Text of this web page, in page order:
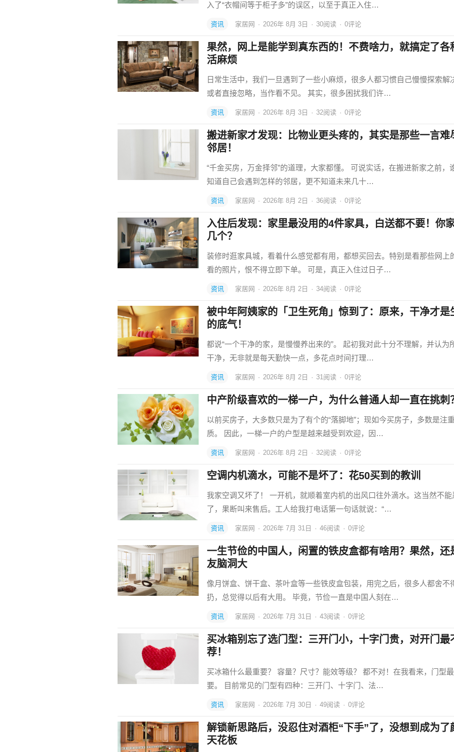
入了“衣帽间等于柜子多”的误区，以至于真正入住…
资讯 家居网 · 2026年 8月 3日 · 30阅读 · 0评论
果然，网上是能学到真东西的！不费啥力，就搞定了各
活麻烦
日常生活中，我们一旦遇到了一些小麻烦，很多人都习惯自己慢慢探索解
或者直接忽略，当作看不见。 其实，很多困扰我们许…
资讯 家居网 · 2026年 8月 3日 · 32阅读 · 0评论
搬进新家才发现：比物业更头疼的，其实是那些一言难
邻居！
“千金买房，万金择邻”的道理，大家都懂。 可说实话，在搬进新家之前，
知道自己会遇到怎样的邻居，更不知道未来几十…
资讯 家居网 · 2026年 8月 2日 · 36阅读 · 0评论
入住后发现：家里最没用的4件家具，白送都不要！你
几个？
装修时逛家具城，看着什么感觉都有用，都想买回去。特别是看那些网上
看的照片，恨不得立即下单。 可是，真正入住过日子…
资讯 家居网 · 2026年 8月 2日 · 34阅读 · 0评论
被中年阿姨家的「卫生死角」惊到了：原来，干净才是
的底气！
都说“一个干净的家，是慢慢养出来的”。 起初我对此十分不理解，并认为
干净，无非就是每天勤快一点，多花点时间打理…
资讯 家居网 · 2026年 8月 2日 · 31阅读 · 0评论
中产阶级喜欢的一梯一户，为什么普通人却一直在挑刺
以前买房子，大多数只是为了有个的“落脚地”；现如今买房子，多数是注
质。 因此，一梯一户的户型是越来越受到欢迎，因…
资讯 家居网 · 2026年 8月 2日 · 32阅读 · 0评论
空调内机滴水，可能不是坏了：花50买到的教训
我家空调又坏了！ 一开机，就顺着室内机的出风口往外滴水。这当然不能
了，果断叫来售后。工人给我打电话第一句话就说：“…
资讯 家居网 · 2026年 7月 31日 · 46阅读 · 0评论
一生节俭的中国人，闲置的铁皮盒都有啥用？果然，还
友脑洞大
像月饼盒、饼干盒、茶叶盒等一些铁皮盒包装，用完之后，很多人都舍不
扔，总觉得以后有大用。 毕竟，节俭一直是中国人刻在…
资讯 家居网 · 2026年 7月 31日 · 43阅读 · 0评论
买冰箱别忘了选门型：三开门小，十字门贵，对开门最
荐！
买冰箱什么最重要？ 容量？尺寸？能效等级？ 都不对！在我看来，门型
要。 目前常见的门型有四种：三开门、十字门、法…
资讯 家居网 · 2026年 7月 30日 · 49阅读 · 0评论
解锁新思路后，没忍住对酒柜“下手”了，没想到成为了
天花板